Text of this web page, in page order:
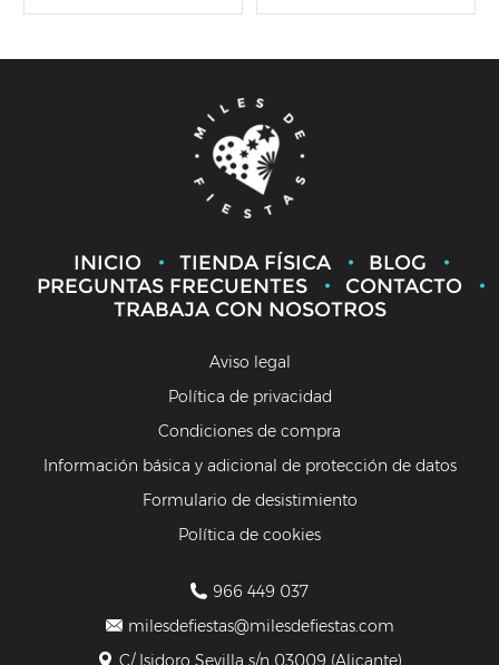
INICIO TIENDA FÍSICA
BLOG
PREGUNTAS FRECUENTES
CONTACTO
TRABAJA CON NOSOTROS
Aviso legal
Política de privacidad
Condiciones de compra
Información básica y adicional de protección de datos
Formulario de desistimiento
Política de cookies
966 449 037
milesdefiestas@milesdefiestas.com
C/ Isidoro Sevilla s/n 03009 (Alicante)